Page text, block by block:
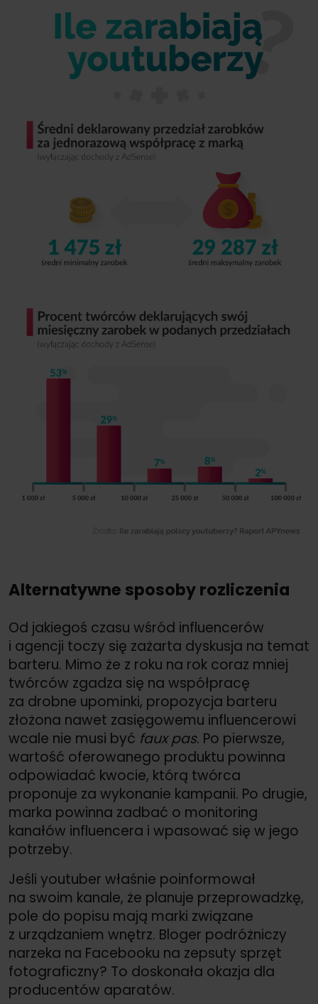
Alternatywne sposoby rozliczenia
Od jakiegoś czasu wśród influencerów
i agencji toczy się zażarta dyskusja na temat
barteru. Mimo że z roku na rok coraz mniej
twórców zgadza się na współpracę
za drobne upominki, propozycja barteru
złożona nawet zasięgowemu influencerowi
wcale nie musi być faux pas. Po pierwsze,
wartość oferowanego produktu powinna
odpowiadać kwocie, którą twórca
proponuje za wykonanie kampanii. Po drugie,
marka powinna zadbać o monitoring
kanałów influencera i wpasować się w jego
potrzeby.
Jeśli youtuber właśnie poinformował
na swoim kanale, że planuje przeprowadzkę,
pole do popisu mają marki związane
z urządzaniem wnętrz. Bloger podróżniczy
narzeka na Facebooku na zepsuty sprzęt
fotograficzny? To doskonała okazja dla
producentów aparatów.